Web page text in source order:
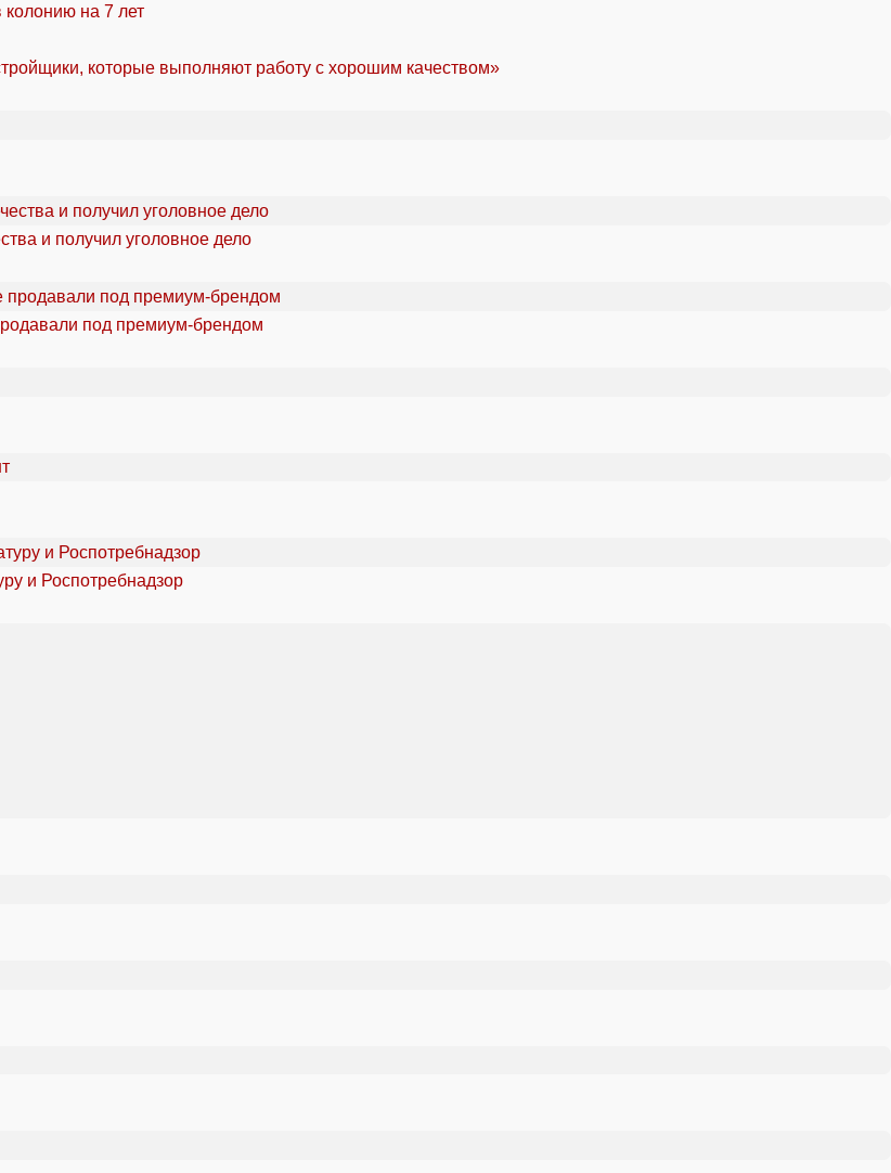
на 7 лет
которые выполняют работу с хорошим качеством»
и получил уголовное дело
под премиум-брендом
и Роспотребнадзор